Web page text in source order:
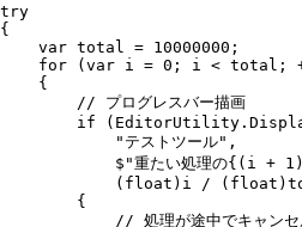
try
{
    var
total = 10000000 ;
    for
( var i = 0 ; i < total;
    {
        // プログレスバー描画
        if
( EditorUtility .
            "
テストツール" ,
            $"
重たい処理の{( i + 1
            (
float )i / ( float
        {
// 処理が途中でキャンセ